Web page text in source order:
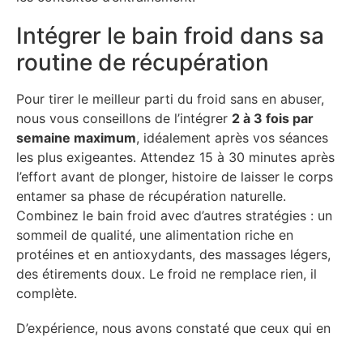
Intégrer le bain froid dans sa
routine de récupération
Pour tirer le meilleur parti du froid sans en abuser,
nous vous conseillons de l’intégrer 2 à 3 fois par
semaine maximum, idéalement après vos séances
les plus exigeantes. Attendez 15 à 30 minutes après
l’effort avant de plonger, histoire de laisser le corps
entamer sa phase de récupération naturelle.
Combinez le bain froid avec d’autres stratégies : un
sommeil de qualité, une alimentation riche en
protéines et en antioxydants, des massages légers,
des étirements doux. Le froid ne remplace rien, il
complète.
D’expérience, nous avons constaté que ceux qui en